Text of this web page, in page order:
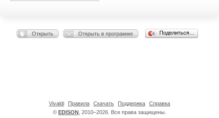
Открыть Открыть в программе Поделиться…
© EDISON , 2010–2026. Все права защищены.
Vivaldi Правила Скачать Поддержка Справка